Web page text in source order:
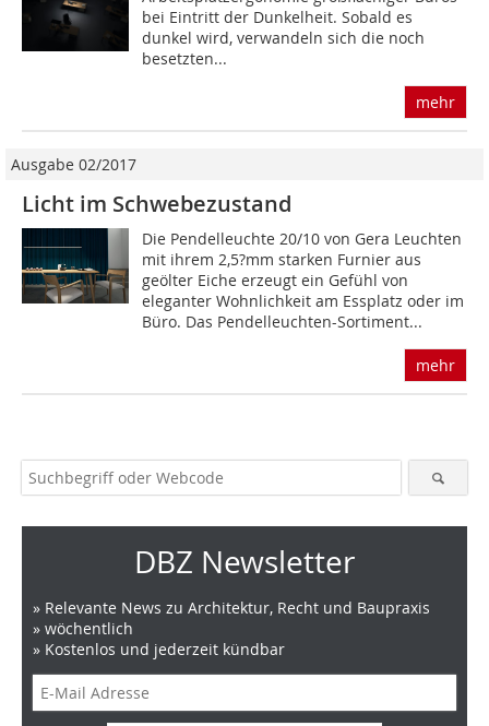
bei Eintritt der Dunkelheit. Sobald es
dunkel wird, verwandeln sich die noch
besetzten...
mehr
Ausgabe 02/2017
Licht im Schwebezustand
Die Pendelleuchte 20/10 von Gera Leuchten
mit ihrem 2,5?mm starken Furnier aus
geölter Eiche erzeugt ein Gefühl von
eleganter Wohnlichkeit am Essplatz oder im
Büro. Das Pendelleuchten-Sortiment...
mehr
DBZ Newsletter
» Relevante News zu Architektur, Recht und Baupraxis
» wöchentlich
» Kostenlos und jederzeit kündbar